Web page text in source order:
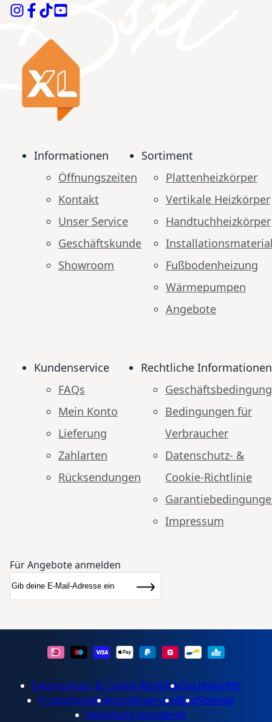
Informationen
Öffnungszeiten
Kontakt
Unser Service
Geschäftskunde
Showroom
Sortiment
Plattenheizkörper
Vertikale Heizkörper
Handtuchheizkörper
Fußbodenheizung
Wärmepumpen
Angebote
Kundenservice
FAQs
Mein Konto
Lieferung
Zahlarten
Rücksendungen
Rechtliche Informationen
Bedingungen für
Verbraucher
Datenschutz- &
Cookie-Richtlinie
Impressum
Für Angebote anmelden
Newsletter
Abonnieren
Datenschutz- & Cookie-RichtlinieSuchbegriffe
ProduktpaletteKundenserviceBlogSitemap
Bestellung stornieren